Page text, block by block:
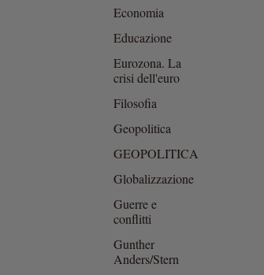
Economia
Educazione
Eurozona. La
crisi dell'euro
Filosofia
Geopolitica
GEOPOLITICA
Globalizzazione
Guerre e
conflitti
Gunther
Anders/Stern